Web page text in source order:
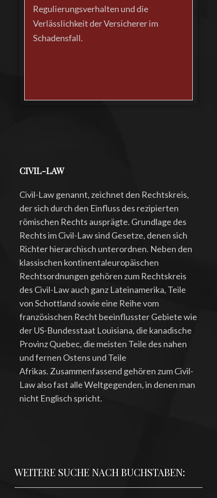
BEGRIFF
CIVIL-LAW
Regulierungsverhalten und die
Verlässlichkeit der Versicherer im
Schadensfall.
CIVIL-LAW
Civil-Law genannt, zeichnet den Rechtskreis,
der sich durch den Einfluss des rezipierten
römischen Rechts ausprägte. Grundlage des
Rechts im Civil-Law sind Gesetze, denen sich
Richter hierarchisch unterordnen. Neben den
klassischen kontinentaleuropäischen
Rechtsordnungen gehören zum Rechtskreis
des Civil-Law auch ganz Lateinamerika, Teile
von Schottland sowie eine Reihe vom
französischen Recht beeinflusster Gebiete wie
der US-Bundesstaat Louisiana, die kanadische
Provinz Quebec, die meisten Teile des nahen
und fernen Ostens und Teile
Afrikas. Zusammenfassend gehören zum Civil-
Law also fast alle Weltgegenden, in denen man
nicht Englisch spricht.
WEITERE SUCHE NACH BUCHSTABEN: